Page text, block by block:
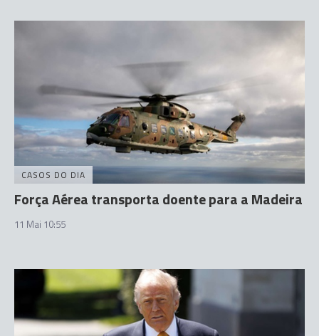
CASOS DO DIA
Força Aérea transporta doente para a Madeira
11 Mai 10:55